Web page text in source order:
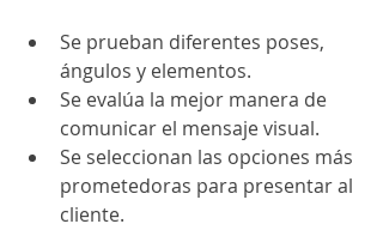
Se prueban diferentes poses,
ángulos y elementos.
Se evalúa la mejor manera de
comunicar el mensaje visual.
Se seleccionan las opciones más
prometedoras para presentar al
cliente.